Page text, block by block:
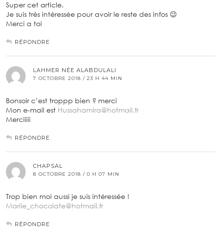
Super cet article.
Je suis très intéressée pour avoir le reste des infos 😉
Merci a toi
RÉPONDRE
LAHMER NÉE ALABDULALI
7 OCTOBRE 2018 / 23 H 44 MIN
Bonsoir c’est troppp bien ? merci
Mon e-mail est Hussahamira@hotmail.fr
Merciiiii
RÉPONDRE
CHAPSAL
8 OCTOBRE 2018 / 0 H 07 MIN
Trop bien moi aussi je suis intéressée !
Mariie_chocolate@hotmail.fr
RÉPONDRE